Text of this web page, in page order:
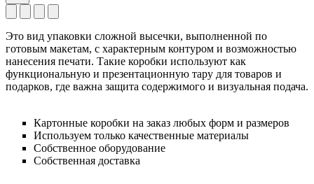
Это вид упаковки сложной высечки, выполненной по
готовым макетам, с характерным контуром и возможностью
нанесения печати. Такие коробки используют как
функциональную и презентационную тару для товаров и
подарков, где важна защита содержимого и визуальная подача.
Картонные коробки на заказ любых форм и размеров
Используем только качественные материалы
Собственное оборудование
Собственная доставка